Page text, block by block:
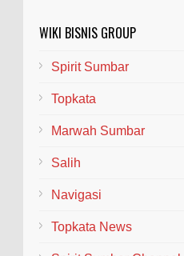
WIKI BISNIS GROUP
Spirit Sumbar
Topkata
Marwah Sumbar
Salih
Navigasi
Topkata News